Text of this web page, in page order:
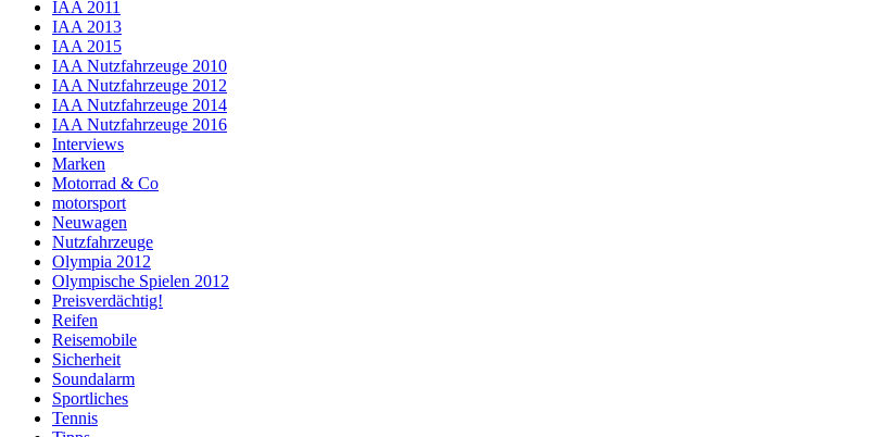
IAA 2011
IAA 2013
IAA 2015
IAA Nutzfahrzeuge 2010
IAA Nutzfahrzeuge 2012
IAA Nutzfahrzeuge 2014
IAA Nutzfahrzeuge 2016
Interviews
Marken
Motorrad & Co
motorsport
Neuwagen
Nutzfahrzeuge
Olympia 2012
Olympische Spielen 2012
Preisverdächtig!
Reifen
Reisemobile
Sicherheit
Soundalarm
Sportliches
Tennis